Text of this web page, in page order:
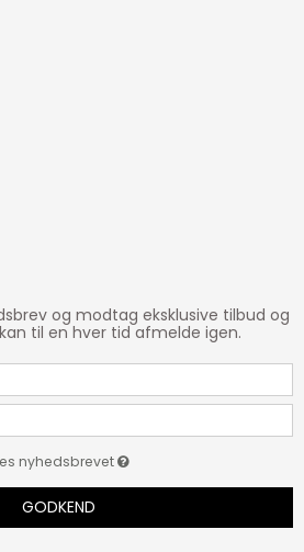
og modtag eksklusive tilbud og
til en hver tid afmelde igen.
nyhedsbrevet
GODKEND